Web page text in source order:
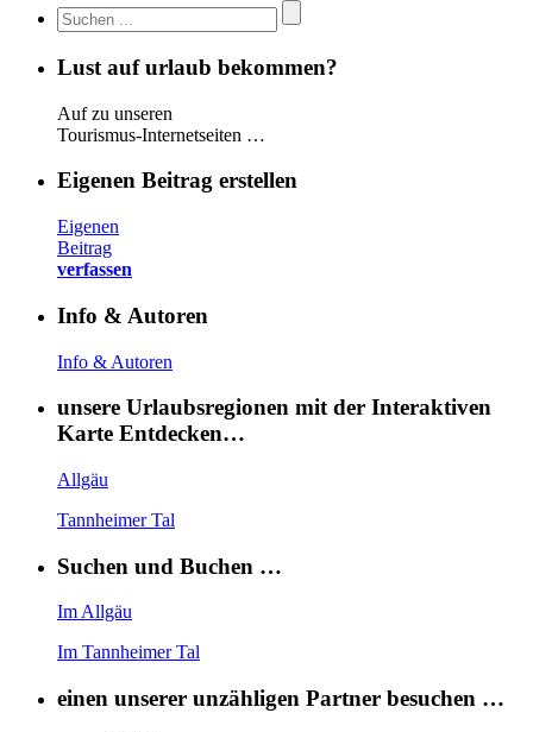
Lust auf urlaub bekommen?
Auf zu unseren
Tourismus-Internetseiten …
Eigenen Beitrag erstellen
Eigenen
Beitrag
verfassen
Info & Autoren
Info & Autoren
unsere Urlaubsregionen mit der Interaktiven
Karte Entdecken…
Allgäu
Tannheimer Tal
Suchen und Buchen …
Im Allgäu
Im Tannheimer Tal
einen unserer unzähligen Partner besuchen …